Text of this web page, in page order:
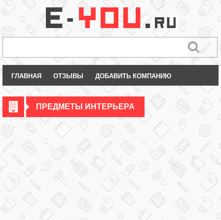
ГЛАВНАЯ ОТЗЫВЫ ДОБАВИТЬ КОМПАНИЮ
ПРЕДМЕТЫ ИНТЕРЬЕРА